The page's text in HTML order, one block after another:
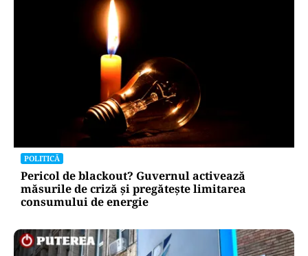
POLITICĂ
Pericol de blackout? Guvernul activează
măsurile de criză și pregătește limitarea
consumului de energie